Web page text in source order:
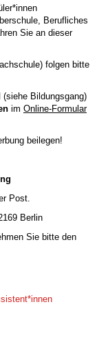
Berufliches
Sie an dieser
folgen bitte
(siehe Bildungsgang)
im Online-Formular
beilegen!
Post.
Berlin
Sie bitte den